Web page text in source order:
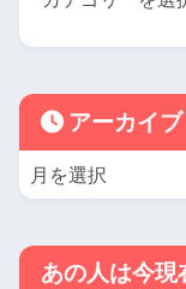
アーカイブ
あの人は今現